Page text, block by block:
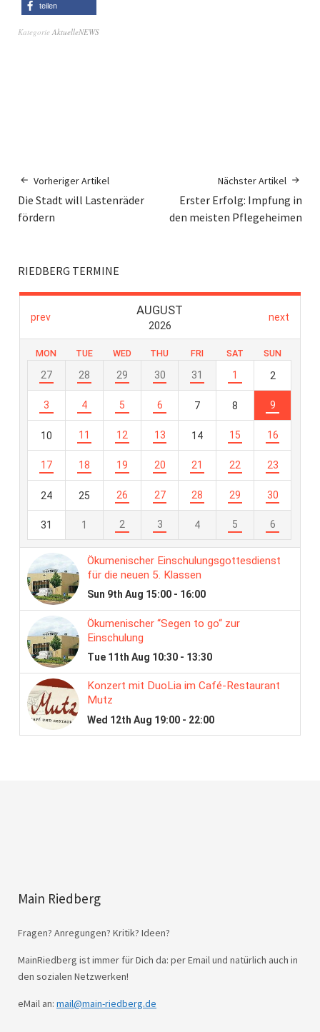
teilen
Kategorie AktuelleNEWS
Vorheriger Artikel
Die Stadt will Lastenräder
fördern
Nächster Artikel
Erster Erfolg: Impfung in
den meisten Pflegeheimen
RIEDBERG TERMINE
Main Riedberg
Fragen? Anregungen? Kritik? Ideen?
MainRiedberg ist immer für Dich da: per Email und natürlich auch in
den sozialen Netzwerken!
eMail an: mail@main-riedberg.de